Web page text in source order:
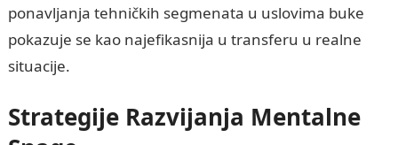
ponavljanja tehničkih segmenata u uslovima buke
pokazuje se kao najefikasnija u transferu u realne
situacije.
Strategije Razvijanja Mentalne